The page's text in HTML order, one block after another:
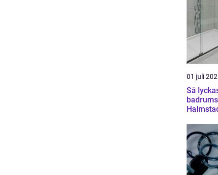
01 juli
Så